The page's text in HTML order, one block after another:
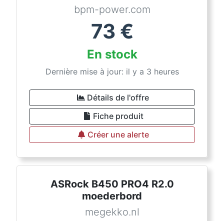
bpm-power.com
73 €
En stock
Dernière mise à jour: il y a 3 heures
Détails de l'offre
Fiche produit
Créer une alerte
ASRock B450 PRO4 R2.0
moederbord
megekko.nl